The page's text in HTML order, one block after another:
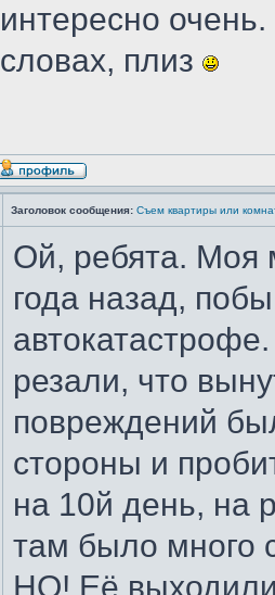
интересно
словах, плиз
Заголовок сообщения: Съем квартиры или
Ой, ребята. Моя
года назад,
резали, что
повреждений
стороны и
на 10й день, на
там было много
НО! Её